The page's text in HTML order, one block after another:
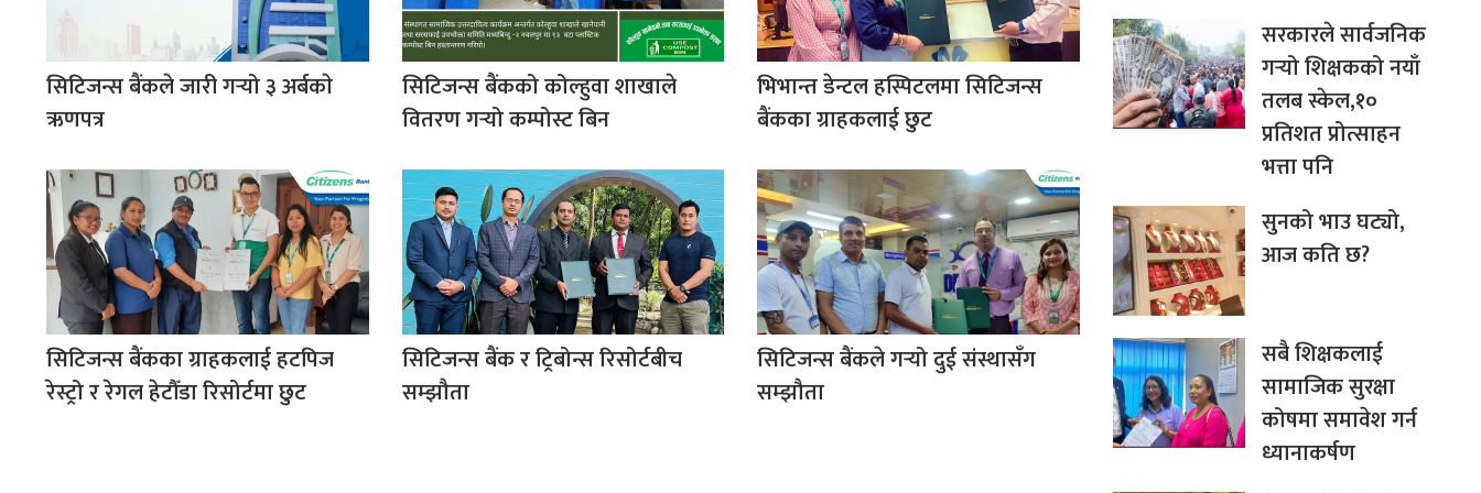
सिटिजन्स बैंकले जारी गर्‍यो ३ अर्बकाे
ऋणपत्र
सिटिजन्स बैंकको कोल्हुवा शाखाले
वितरण गर्‍यो कम्पोस्ट बिन
भिभान्त डेन्टल हस्पिटलमा सिटिजन्स
बैंकका ग्राहकलाई छुट
सिटिजन्स बैंकका ग्राहकलाई हटपिज
रेस्ट्रो र रेगल हेटौँडा रिसोर्टमा छुट
सिटिजन्स बैंक र ट्रिबोन्स रिसोर्टबीच
सम्झौता
सिटिजन्स बैंकले गर्‍यो दुई संस्थासँग
सम्झौता
सरकारले सार्वजनिक
गर्‍यो शिक्षकको नयाँ
तलब स्केल,१०
प्रतिशत प्रोत्साहन
भत्ता पनि
सुनको भाउ घट्यो,
आज कति छ?
सबै शिक्षकलाई
सामाजिक सुरक्षा
कोषमा समावेश गर्न
ध्यानाकर्षण